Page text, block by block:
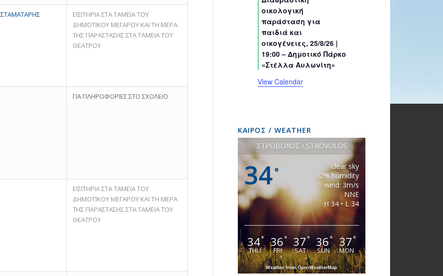
ΕΙΣΙΤΗΡΙΑ ΣΤΑ ΤΑΜΕΙΑ ΤΟΥ
ΔΗΜΟΤΙΚΟΥ ΜΕΓΑΡΟΥ ΚΑΙ ΤΗ ΜΕΡΑ
ΤΗΣ ΠΑΡΑΣΤΑΣΗΣ ΣΤΑ ΤΑΜΕΙΑ ΤΟΥ
ΘΕΑΤΡΟΥ
ΓΙΑ ΠΛΗΡΟΦΟΡΙΕΣ ΣΤΟ ΣΧΟΛΕΙΟ
ΕΙΣΙΤΗΡΙΑ ΣΤΑ ΤΑΜΕΙΑ ΤΟΥ
ΔΗΜΟΤΙΚΟΥ ΜΕΓΑΡΟΥ ΚΑΙ ΤΗ ΜΕΡΑ
ΤΗΣ ΠΑΡΑΣΤΑΣΗΣ ΣΤΑ ΤΑΜΕΙΑ ΤΟΥ
ΘΕΑΤΡΟΥ
sssss
t
s
t
s
t
s
t
s
t
s
t
s
οικολογική
παράσταση για
παιδιά και
οικογένειες, 25/8/26 |
19:00 – Δημοτικό Πάρκο
«Στέλλα Αυλωνίτη»
View Calendar
ΚΑΙΡΟΣ / WEATHER
ΣΤΡΟΒΟΛΟΣ / STROVOLOS
34°
clear sky
52% humidity
wind: 3m/s
NNE
H 34 • L 34
34°
THU
36°
FRI
37°
SAT
36°
SUN
37°
MON
Weather from OpenWeatherMap